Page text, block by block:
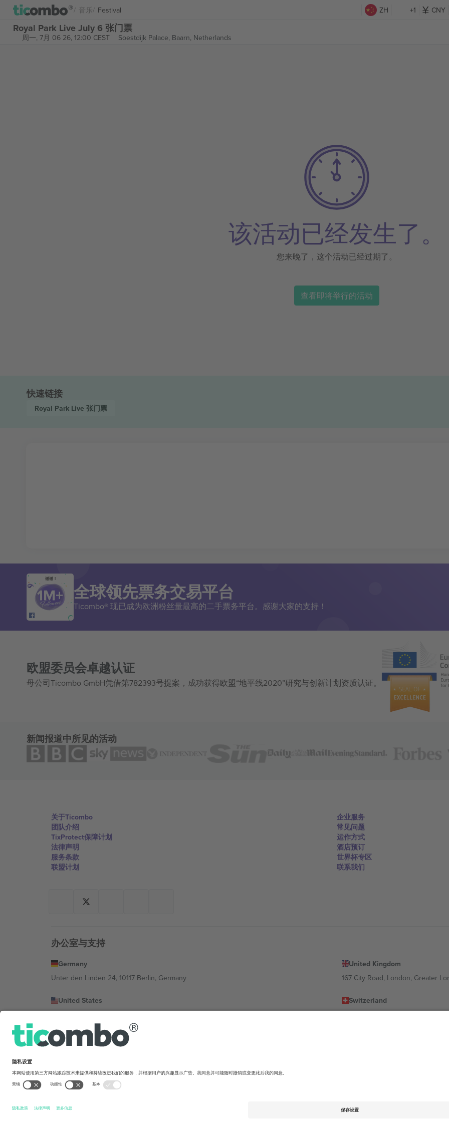
音乐 Festival ZH +1 CNY
Royal Park Live July 6 张门票
周一, 7月 06 26, 12:00 CEST Soestdijk Palace, Baarn, Netherlands
该活动已经发生了。
您来晚了，这个活动已经过期了。
查看即将举行的活动
快速链接
Royal Park Live 张门票
谢谢！
全球领先票务交易平台
Ticombo® 现已成为欧洲粉丝量最高的二手票务平台。感谢大家的支持！
欧盟委员会卓越认证
母公司Ticombo GmbH凭借第782393号提案，成功获得欧盟“地平线2020”研究与创新计划资质认证。
新闻报道中所见的活动
关于Ticombo
团队介绍
TixProtect保障计划
法律声明
服务条款
联盟计划
企业服务
常见问题
运作方式
酒店预订
世界杯专区
联系我们
办公室与支持
Germany
Unter den Linden 24, 10117 Berlin, Germany
United Kingdom
167 City Road, London, Greater
United States
Switzerland
Bulgaria
Mexico
Av Chapultepec 360, Roma Norte, Cuauhtémoc, 06700 Ciudad de México, CDMX, Mexico
平台提供商的法律实体可能会因地点、活动和/或领域而有所不同。有关详细信息，请查看特定活动页面、版权声明和条款。,